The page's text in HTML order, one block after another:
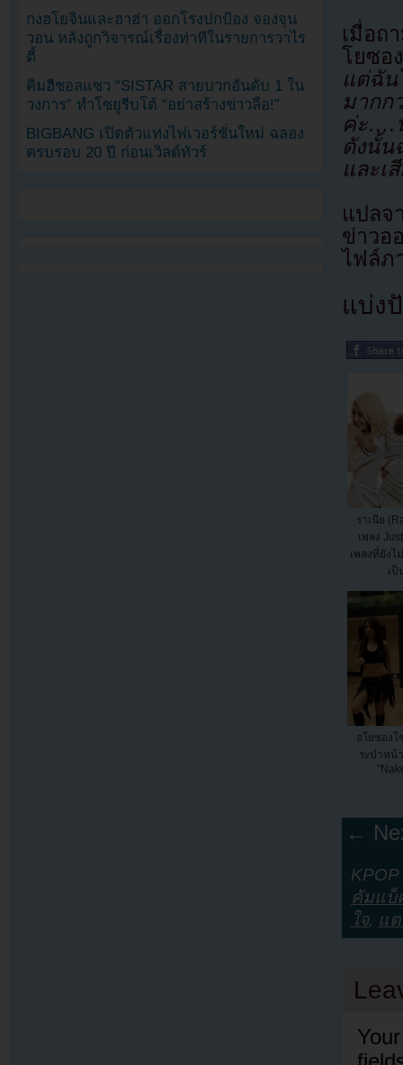
เมื่อถ
โยซอ
แต่ฉัน
มากก
ค่ะ….
ดังนั้
และเ
แปลจ
ข่าว
ไฟล์ภ
แบ่ง
ราเนีย
เพลง
เพลงที่ยังไ
เป็
ฮโยซองโ
ระบำหน้
←
คัมแบ็
ใจ, แ
กงฮโยจินและฮาฮ่า ออกโรงปกป้อง จองจุน
วอน หลังถูกวิจารณ์เรื่องท่าทีในรายการวาไร
ตี้
คิมฮีชอลแซว “SISTAR สายบวกอันดับ 1 ใน
วงการ” ทำโซยูรีบโต้ “อย่าสร้างข่าวลือ!”
BIGBANG เปิดตัวแท่งไฟเวอร์ชั่นใหม่ ฉลอง
ครบรอบ 20 ปี ก่อนเวิลด์ทัวร์